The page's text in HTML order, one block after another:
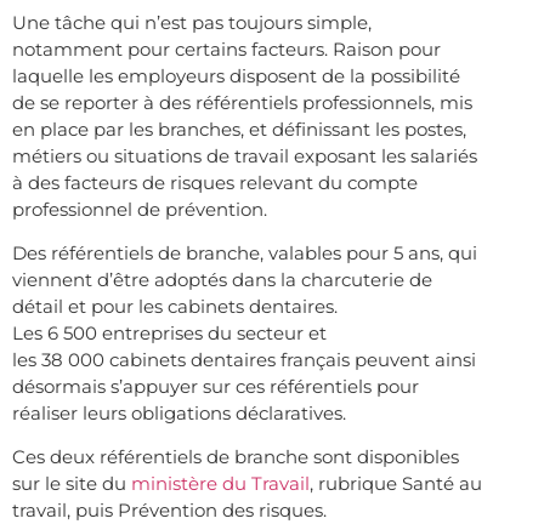
Une tâche qui n’est pas toujours simple,
notamment pour certains facteurs. Raison pour
laquelle les employeurs disposent de la possibilité
de se reporter à des référentiels professionnels, mis
en place par les branches, et définissant les postes,
métiers ou situations de travail exposant les salariés
à des facteurs de risques relevant du compte
professionnel de prévention.
Des référentiels de branche, valables pour 5 ans, qui
viennent d’être adoptés dans la charcuterie de
détail et pour les cabinets dentaires.
Les 6 500 entreprises du secteur et
les 38 000 cabinets dentaires français peuvent ainsi
désormais s’appuyer sur ces référentiels pour
réaliser leurs obligations déclaratives.
Ces deux référentiels de branche sont disponibles
sur le site du ministère du Travail, rubrique Santé au
travail, puis Prévention des risques.